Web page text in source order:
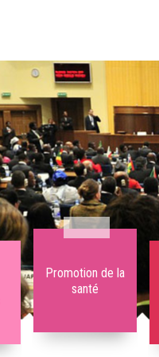
Promotion de la
santé